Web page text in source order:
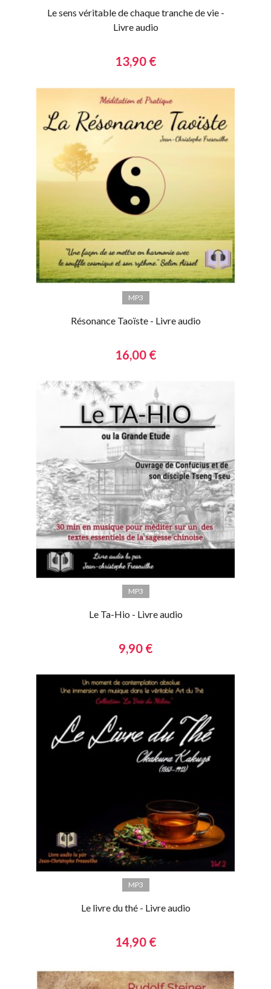
Le sens véritable de chaque tranche de vie -
Livre audio
13,90 €
MP3
Résonance Taoïste - Livre audio
16,00 €
MP3
Le Ta-Hio - Livre audio
9,90 €
MP3
Le livre du thé - Livre audio
14,90 €